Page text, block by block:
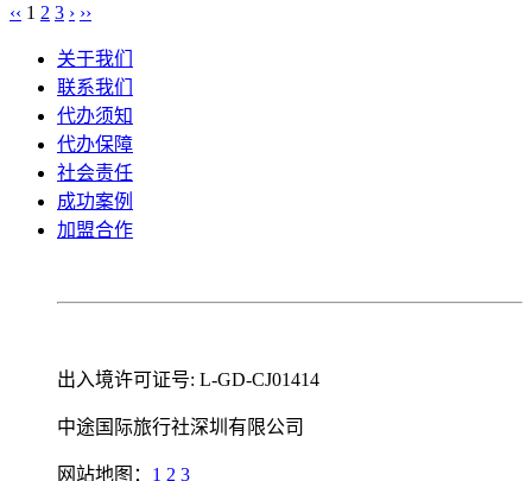
‹‹ 1 2 3 › ››
关于我们
联系我们
代办须知
代办保障
社会责任
成功案例
加盟合作
出入境许可证号: L-GD-CJ01414
中途国际旅行社深圳有限公司
网站地图： 1 2 3